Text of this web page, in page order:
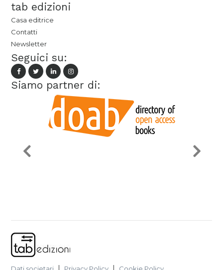
tab edizioni
Casa editrice
Contatti
Newsletter
Seguici su:
Siamo partner di: